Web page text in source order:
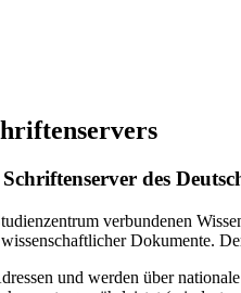
des
verbundenen
Dokumente.
und werden über